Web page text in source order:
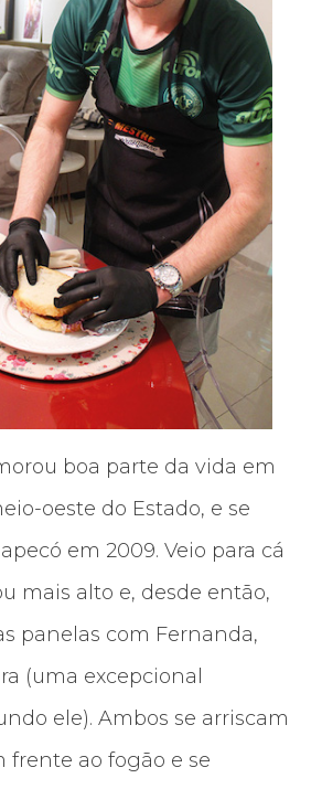
boa parte da vida em
oeste do Estado, e se
em 2009. Veio para cá
mais alto e, desde então,
panelas com Fernanda,
(uma excepcional
ele). Ambos se arriscam
frente ao fogão e se